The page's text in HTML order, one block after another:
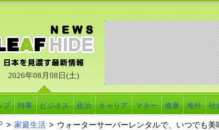
2026年08月08日(土)
プ 時事 ビジネス 政治 キャリア マネー 健康 海外 社
> 家庭生活 > ウォーターサーバーレンタルで、いつでも美